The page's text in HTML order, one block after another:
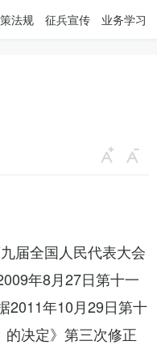
法规 征兵宣传 业务学习
届全国人民代表大会
年8月27日第十一
2011年10月29日第十
决定》第三次修正